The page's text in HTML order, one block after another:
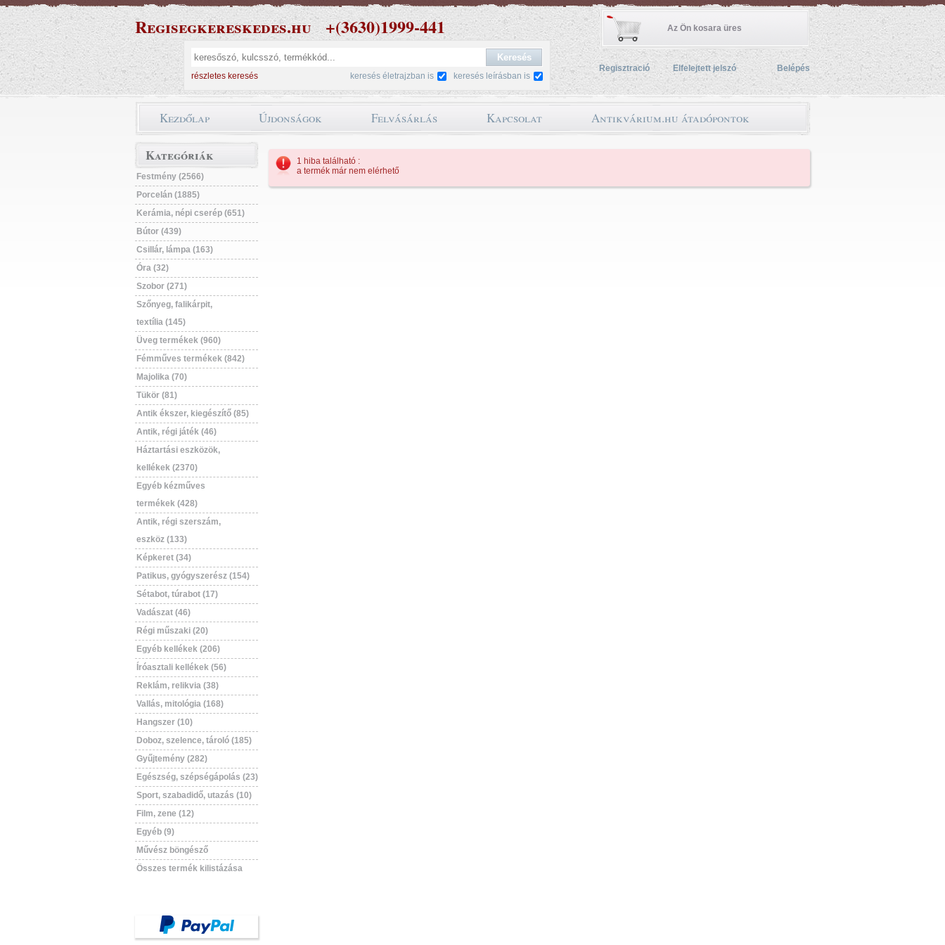
Regisegkereskedes.hu +(3630)1999-441
részletes keresés keresés leírásban is
keresés életrajzban is
Az Ön kosara üres
Regisztració Elfelejtett jelszó Belépés
Kezdőlap Újdonságok Felvásárlás Kapcsolat Antikvárium.hu átadópontok
Kategóriák
Festmény (2566)
Porcelán (1885)
Kerámia, népi cserép (651)
Bútor (439)
Csillár, lámpa (163)
Óra (32)
Szobor (271)
Szőnyeg, falikárpit,
textília (145)
Üveg termékek (960)
Fémműves termékek (842)
Majolika (70)
Tükör (81)
Antik ékszer, kiegészítő (85)
Antik, régi játék (46)
Háztartási eszközök,
kellékek (2370)
Egyéb kézműves
termékek (428)
Antik, régi szerszám,
eszköz (133)
Képkeret (34)
Patikus, gyógyszerész (154)
Sétabot, túrabot (17)
Vadászat (46)
Régi műszaki (20)
Egyéb kellékek (206)
Íróasztali kellékek (56)
Reklám, relikvia (38)
Vallás, mitológia (168)
Hangszer (10)
Doboz, szelence, tároló (185)
Gyűjtemény (282)
Egészség, szépségápolás (23)
Sport, szabadidő, utazás (10)
Film, zene (12)
Egyéb (9)
Művész böngésző
Összes termék kilistázása
1 hiba található :
a termék már nem elérhető